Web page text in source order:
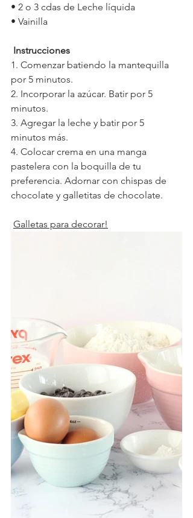
• 2 o 3 cdas de Leche líquida
• Vainilla
Instrucciones
1. Comenzar batiendo la mantequilla
por 5 minutos.
2. Incorporar la azúcar. Batir por 5
minutos.
3. Agregar la leche y batir por 5
minutos más.
4. Colocar crema en una manga
pastelera con la boquilla de tu
preferencia. Adornar con chispas de
chocolate y galletitas de chocolate.
Galletas para decorar!